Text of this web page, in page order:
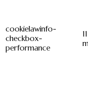
cookielawinfo-
checkbox-
performance
11